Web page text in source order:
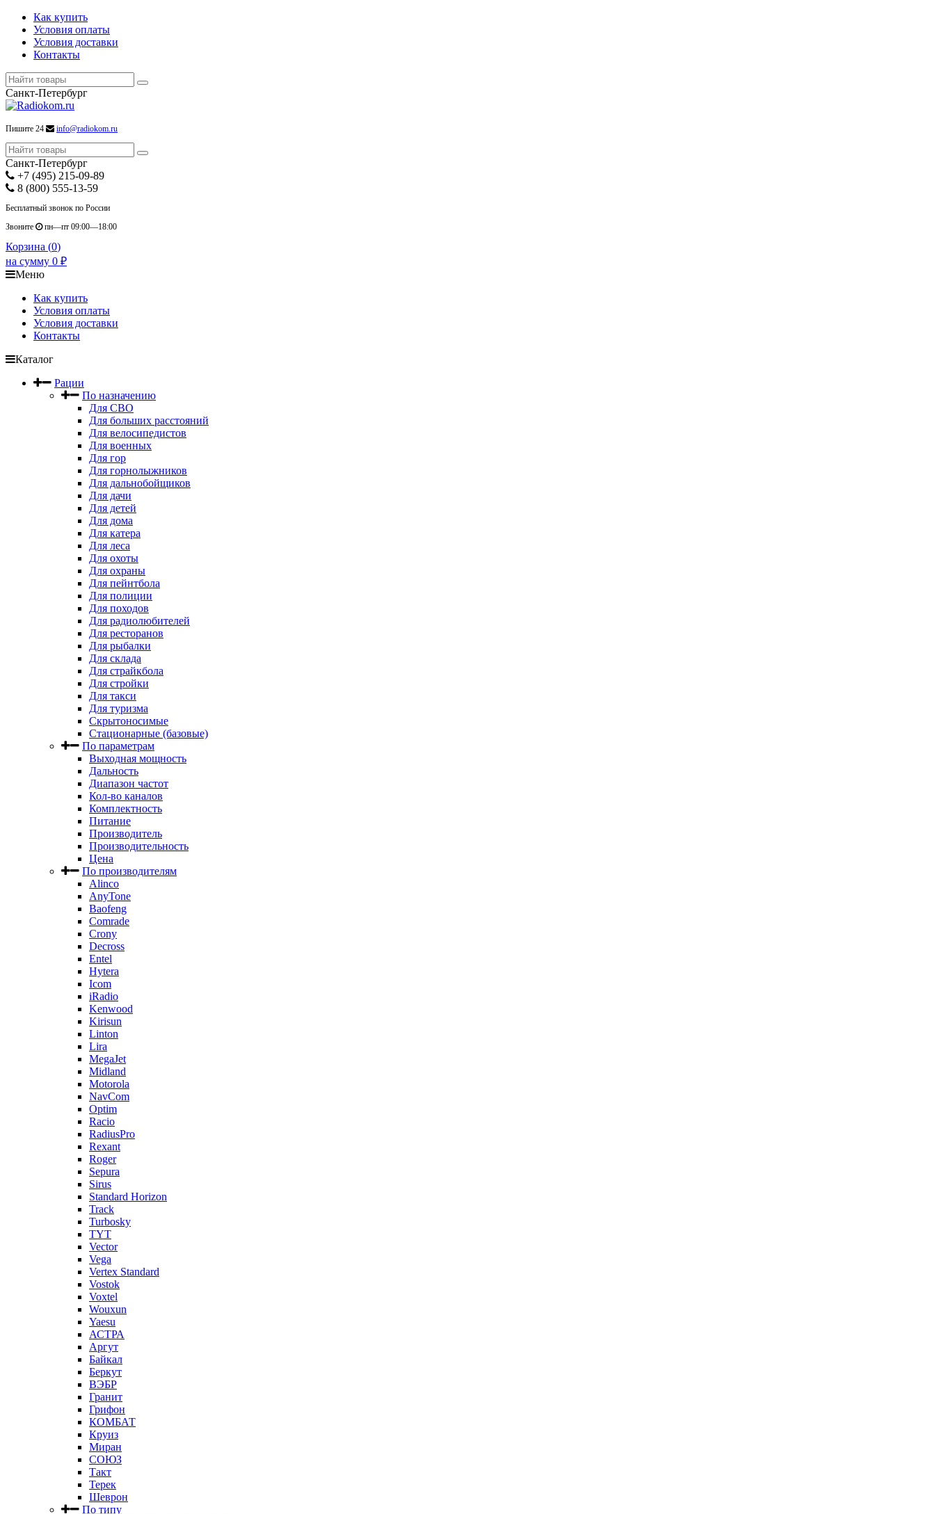
Как купить
Условия оплаты
Условия доставки
Контакты
Санкт-Петербург
Пишите 24 info@radiokom.ru
Санкт-Петербург
+7 (495) 215-09-89
8 (800) 555-13-59
Бесплатный звонок по России
Звоните
пн—пт 09:00—18:00
Корзина (0)
на сумму 0 ₽
Меню
Как купить
Условия оплаты
Условия доставки
Контакты
Каталог
Рации
По назначению
Для СВО
Для больших расстояний
Для велосипедистов
Для военных
Для гор
Для горнолыжников
Для дальнобойщиков
Для дачи
Для детей
Для дома
Для катера
Для леса
Для охоты
Для охраны
Для пейнтбола
Для полиции
Для походов
Для радиолюбителей
Для ресторанов
Для рыбалки
Для склада
Для страйкбола
Для стройки
Для такси
Для туризма
Скрытоносимые
Стационарные (базовые)
По параметрам
Выходная мощность
Дальность
Диапазон частот
Кол-во каналов
Комплектность
Питание
Производитель
Производительность
Цена
По производителям
Alinco
AnyTone
Baofeng
Comrade
Crony
Decross
Entel
Hytera
Icom
iRadio
Kenwood
Kirisun
Linton
Lira
MegaJet
Midland
Motorola
NavCom
Optim
Racio
RadiusPro
Rexant
Roger
Sepura
Sirus
Standard Horizon
Track
Turbosky
TYT
Vector
Vega
Vertex Standard
Vostok
Voxtel
Wouxun
Yaesu
АСТРА
Аргут
Байкал
Беркут
ВЭБР
Гранит
Грифон
КОМБАТ
Круиз
Миран
СОЮЗ
Такт
Терек
Шеврон
По типу